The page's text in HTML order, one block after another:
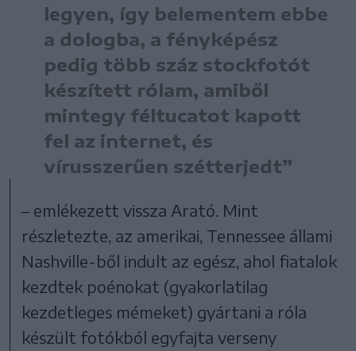
legyen, így belementem ebbe
a dologba, a fényképész
pedig több száz stockfotót
készített rólam, amiből
mintegy féltucatot kapott
fel az internet, és
vírusszerűen szétterjedt”
– emlékezett vissza Arató. Mint
részletezte, az amerikai, Tennessee állami
Nashville-ből indult az egész, ahol fiatalok
kezdtek poénokat (gyakorlatilag
kezdetleges mémeket) gyártani a róla
készült fotókból egyfajta verseny